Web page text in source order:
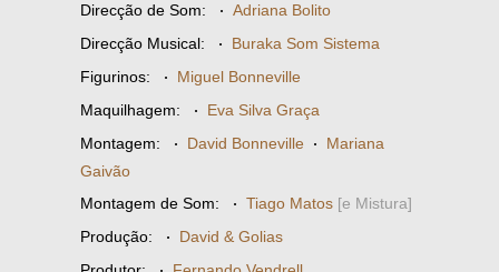
Direcção de Som: · Adriana Bolito
Direcção Musical: · Buraka Som Sistema
Figurinos: · Miguel Bonneville
Maquilhagem: · Eva Silva Graça
Montagem: · David Bonneville · Mariana
Gaivão
Montagem de Som: · Tiago Matos [e Mistura]
Produção: · David & Golias